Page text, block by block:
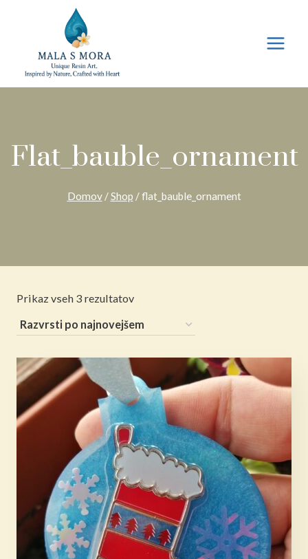
Flat_bauble_ornament
Domov /Shop /flat_bauble_ornament
Prikaz vseh 3 rezultatovRazvrščeno
datumu